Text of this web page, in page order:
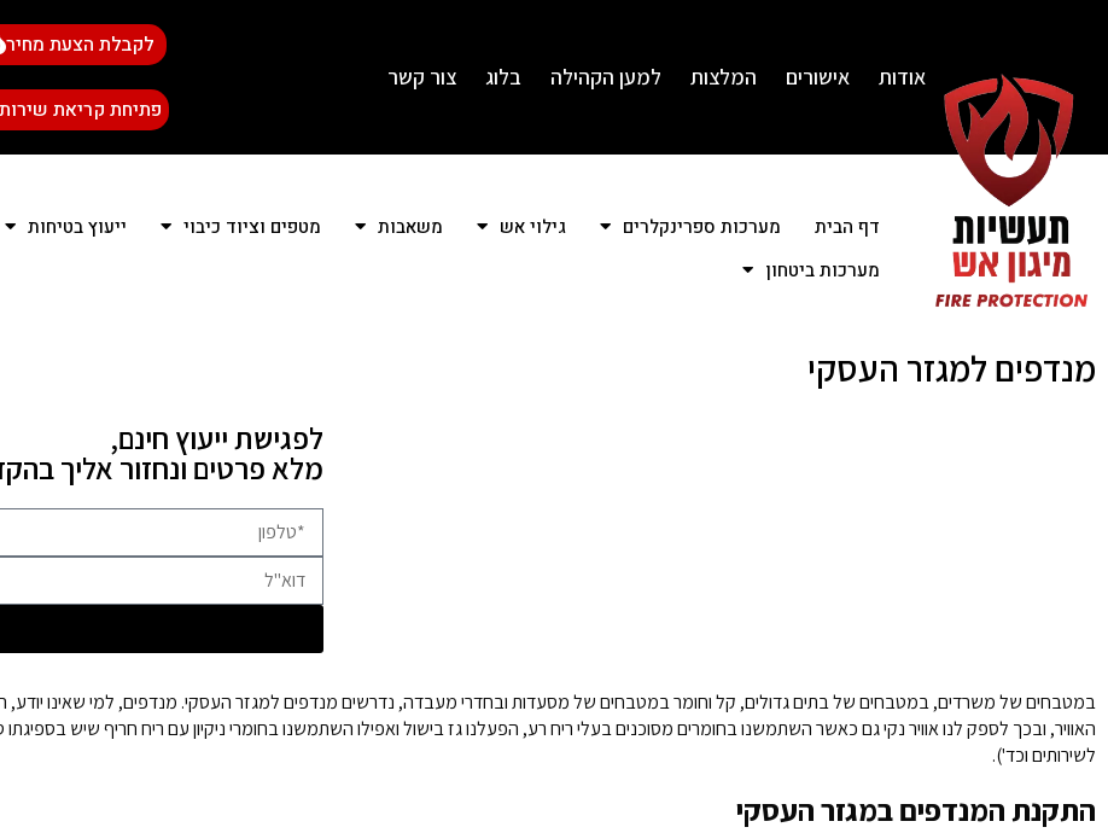
אודות אישורים המלצות למען הקהילה בלוג צור קשר
לקבלת הצעת מחיר
פתיחת קריאת
דף הבית מערכות ספרינקלרים גילוי אש משאבות מטפים וציוד כיבוי ייעוץ בטיחות
מערכות ביטחון
מנדפים למגזר העסקי
לפגישת ייעוץ חינם,
מלא פרטים ונחזור אליך
במטבחים של משרדים, במטבחים של בתים גדולים, קל וחומר במטבחים של מסעדות ובחדרי מעבדה, נדרשים מנדפים למגזר העסקי. מנדפים, למי שאינו יודע,
לשירותים וכד').
התקנת המנדפים במגזר העסקי